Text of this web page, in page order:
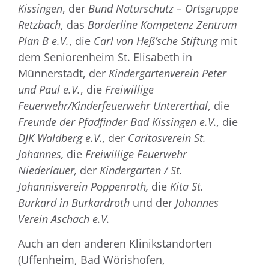
Kissingen, der Bund Naturschutz – Ortsgruppe
Retzbach, das Borderline Kompetenz Zentrum
Plan B e.V., die Carl von Heß’sche Stiftung mit
dem Seniorenheim St. Elisabeth in
Münnerstadt, der Kindergartenverein Peter
und Paul e.V., die Freiwillige
Feuerwehr/Kinderfeuerwehr Untererthal, die
Freunde der Pfadfinder Bad Kissingen e.V., die
DJK Waldberg e.V., der Caritasverein St.
Johannes, die Freiwillige Feuerwehr
Niederlauer, der Kindergarten / St.
Johannisverein Poppenroth, die Kita St.
Burkard in Burkardroth und der Johannes
Verein Aschach e.V.
Auch an den anderen Klinikstandorten
(Uffenheim, Bad Wörishofen,